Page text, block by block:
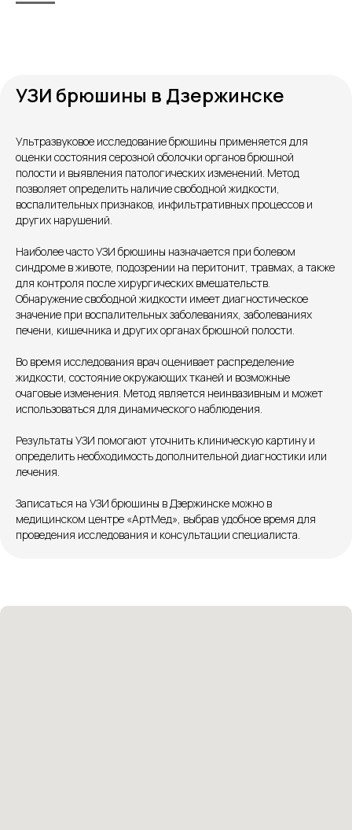
УЗИ брюшины в Дзержинске
Ультразвуковое исследование брюшины применяется для
оценки состояния серозной оболочки органов брюшной
полости и выявления патологических изменений. Метод
позволяет определить наличие свободной жидкости,
воспалительных признаков, инфильтративных процессов и
других нарушений.
Наиболее часто УЗИ брюшины назначается при болевом
синдроме в животе, подозрении на перитонит, травмах, а также
для контроля после хирургических вмешательств.
Обнаружение свободной жидкости имеет диагностическое
значение при воспалительных заболеваниях, заболеваниях
печени, кишечника и других органах брюшной полости.
Во время исследования врач оценивает распределение
жидкости, состояние окружающих тканей и возможные
очаговые изменения. Метод является неинвазивным и может
использоваться для динамического наблюдения.
Результаты УЗИ помогают уточнить клиническую картину и
определить необходимость дополнительной диагностики или
лечения.
Записаться на УЗИ брюшины в Дзержинске можно в
медицинском центре «АртМед», выбрав удобное время для
проведения исследования и консультации специалиста.
Контакты
Пн.-пт. — с 08:00 до 20:00
Сб. — с 08:00 до 18:00
+7 8313 248 248
Единый номер
Петрищева д.35.пом.3
Патоличева 21Д,П.1
На ремонте
Новый
Подписывайся